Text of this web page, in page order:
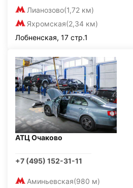
Лианозово(1,72 км)
Яхромская(2,34 км)
Лобненская, 17 стр.1
АТЦ Очаково
+7 (495) 152-31-11
Аминьевская(980 м)